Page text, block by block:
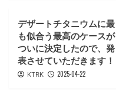
デザートチタニウムに最
も似合う最高のケースが
ついに決定したので、発
表させていただきます！
KTRK 2025-04-22